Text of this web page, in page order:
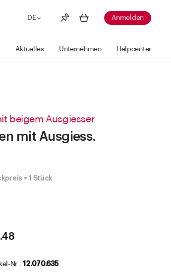
DE
Mehr anzeigen
Anmelden
Aktuelles Unternehmen Helpcenter
beigem Ausgiesser
mit Ausgiess.
= 1 Stück
Nr . 12.070.635